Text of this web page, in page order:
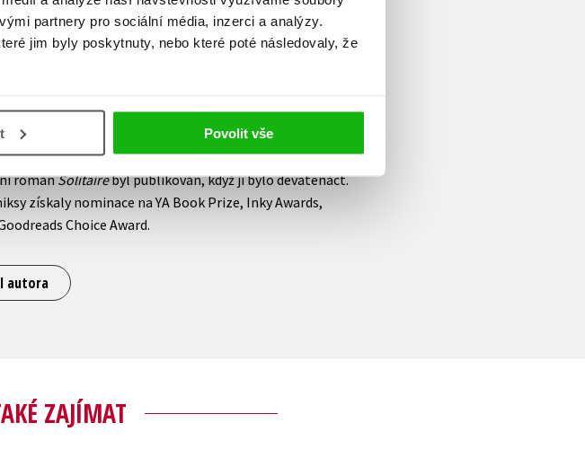
partnery pro sociální média, inzerci a analýzy.
jim byly poskytnuty, nebo které poté následovaly, že
Povolit vše
spisovatelka, ilustrátorka a scenáristka. Narodila
2022). Je také autorkou LGBTQ+ YA romantického
(CooBoo, 2019 až do současnosti) a scenáristkou, tvůrkyní
televizní adaptaceSrdcerváčů, kterou promítá
románSolitairebyl publikován, když jí bylo devatenáct.
získaly nominace na YA Book Prize, Inky Awards,
Choice Award.
autora
ZAJÍMAT